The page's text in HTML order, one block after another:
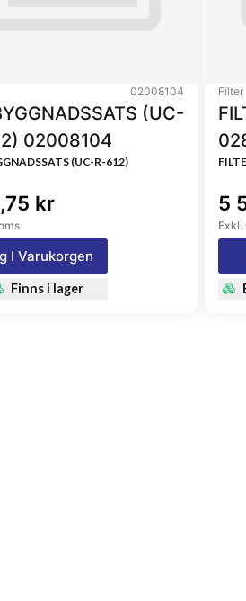
3126000, C108, C116,
83501080, PH2814,
159141, 431095,
1498017, 1520660,
5009421, 5012037,
A700X671DA,
PH2861B, PH2874,
H11W01,
OC11, OC24, L164,
U111740, LF2812,
F5596, F6201, F6464,
W9101, PH2812A,
EFL49, EFL98,
PGO101, LS169,
PH2814, WPH2814,
WGL9162
02008104
(UC-
02008104
(UC-R-612)
kr
I Varukorgen
Finns i lager
Filter
5
Exkl.